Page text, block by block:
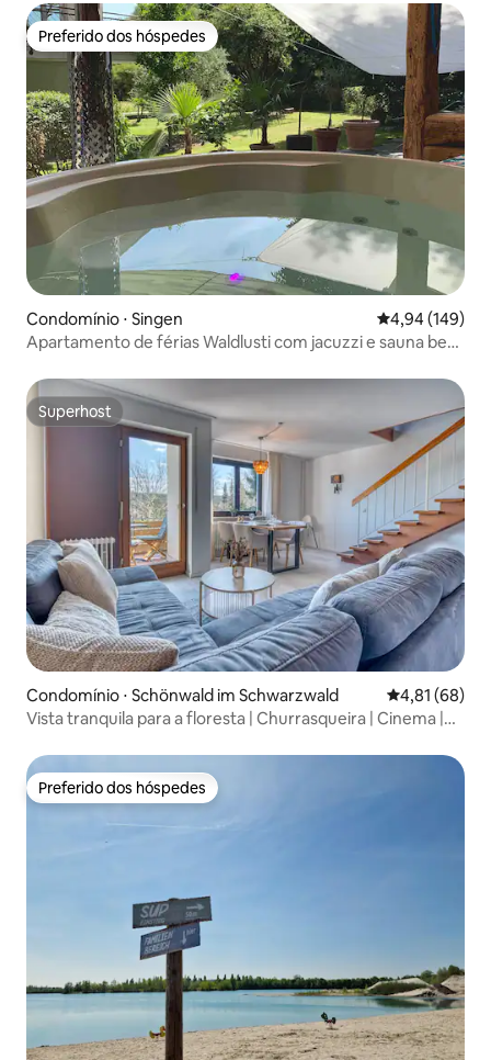
Preferido dos hóspedes
Preferido dos hóspedes
Condomínio ⋅ Singen 4,94 de uma
4,94 (149)
Apartamento de férias Waldlusti com jacuzzi e sauna bem
Superhost
Superhost
Condomínio ⋅ Schönwald im Schwarzwald 4,81 de uma
4,81 (68)
Vista tranquila para a floresta | Churrasqueira | Cinema |
Preferido dos hóspedes
Preferido dos hóspedes